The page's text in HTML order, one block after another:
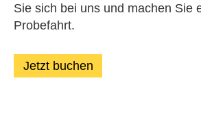
Sie sich bei uns und machen Sie
Probefahrt.
Jetzt buchen